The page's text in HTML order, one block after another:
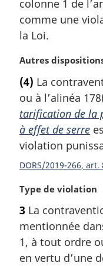
n
a
l
:
colonne 1 de
comme une
la Loi.
N
t
e
m
a
r
g
i
a
e
:
Autres
(4) La
ou à l’alinéa
tarification de la
à effet de serre
violation
DORS/2019-266, art.
N
t
e
m
a
Type de violation
3 La
mentionnée
1, à tout ordre
en vertu d’une